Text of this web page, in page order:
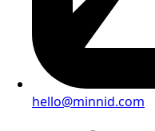
hello@minnid.com